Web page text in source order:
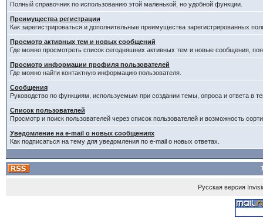
Полный справочник по использованию этой маленькой, но удобной функции.
Преимущества регистрации
Как зарегистрироваться и дополнительные преимущества зарегистрированных
Просмотр активных тем и новых сообщений
Где можно просмотреть список сегодняшних активных тем и новые сообщения,
Просмотр информации профиля пользователей
Где можно найти контактную информацию пользователя.
Сообщения
Руководство по функциям, используемым при создании темы, опроса и ответа в
Список пользователей
Просмотр и поиск пользователей через список пользователей и возможность
Уведомление на e-mail о новых сообщениях
Как подписаться на тему для уведомления по e-mail о новых ответах.
Русская версия